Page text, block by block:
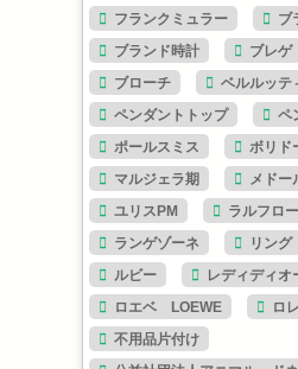
フランクミュラー
ブ
ブランド時計
ブレゲ
ブローチ
ベルルッテ
ペンダントトップ
ペ
ポールスミス
ボリド
マルジェラ期
メドー
ユリスPM
ラルフロ
ランゲゾーネ
リング
ルビー
レディディオ
ロエベ LOEWE
ロ
不用品片付け